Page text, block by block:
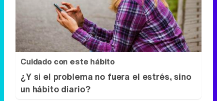
Cuidado con este hábito
¿Y si el problema no fuera el estrés, sino
un hábito diario?